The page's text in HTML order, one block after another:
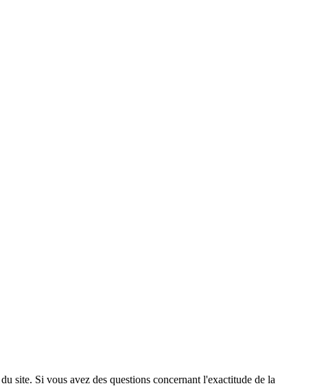
site. Si vous avez des questions concernant l'exactitude de la